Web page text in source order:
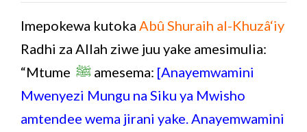
Imepokewa kutoka Abû Shuraih al-Khuzâ‘iy
Radhi za Allah ziwe juu yake amesimulia:
“Mtume ﷺ amesema: [Anayemwamini
Mwenyezi Mungu na Siku ya Mwisho
amtendee wema jirani yake. Anayemwamini